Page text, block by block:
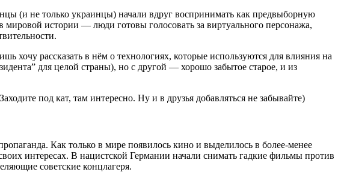
(и не только украинцы) начали вдруг воспринимать как предвыборную
истории — люди готовы голосовать за виртуального персонажа,
рассказать в нём о технологиях, которые используются для влияния на
для целой страны), но с другой — хорошо забытое старое, и из
под кат, там интересно. Ну и в друзья добавляться не забывайте)
Как только в мире появилось кино и выделилось в более-менее
интересах. В нацистской Германии начали снимать гадкие фильмы против
советские концлагеря.